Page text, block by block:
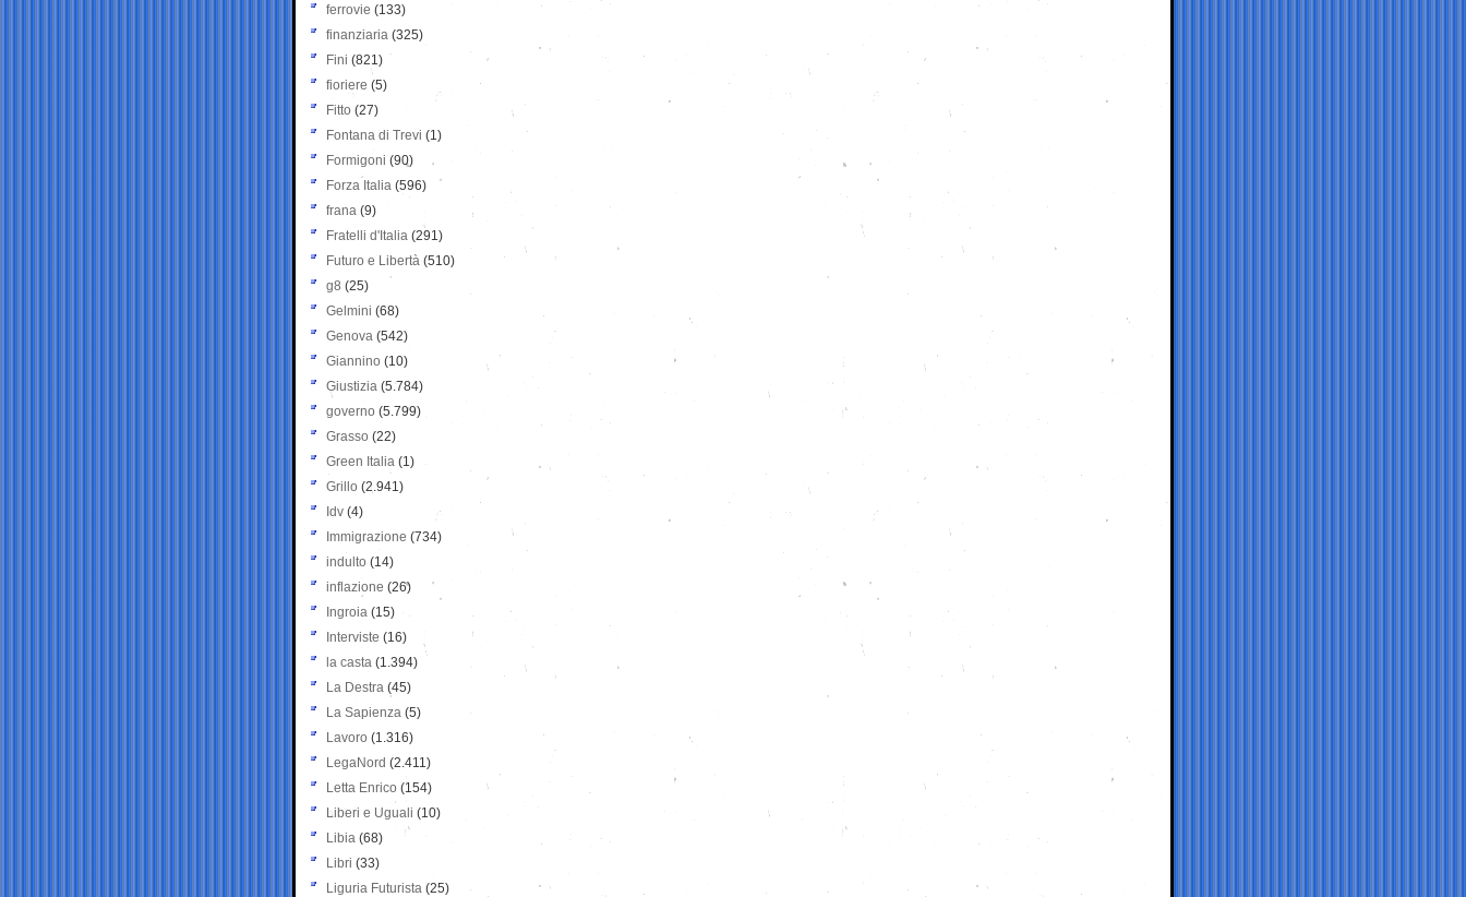
ferrovie (133)
finanziaria (325)
Fini (821)
fioriere (5)
Fitto (27)
Fontana di Trevi (1)
Formigoni (90)
Forza Italia (596)
frana (9)
Fratelli d'Italia (291)
Futuro e Libertà (510)
g8 (25)
Gelmini (68)
Genova (542)
Giannino (10)
Giustizia (5.784)
governo (5.799)
Grasso (22)
Green Italia (1)
Grillo (2.941)
Idv (4)
Immigrazione (734)
indulto (14)
inflazione (26)
Ingroia (15)
Interviste (16)
la casta (1.394)
La Destra (45)
La Sapienza (5)
Lavoro (1.316)
LegaNord (2.411)
Letta Enrico (154)
Liberi e Uguali (10)
Libia (68)
Libri (33)
Liguria Futurista (25)